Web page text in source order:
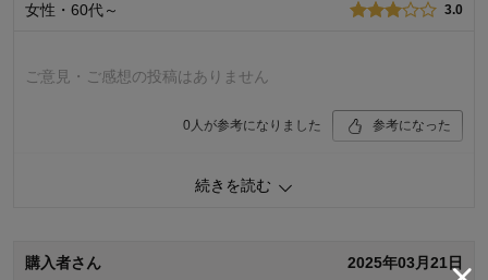
女性・60代～ 3.0
ご意見・ご感想の投稿はありません
0 人が参考になりました 参考になった
購入商品： ベージュドット柄, １００
続きを読む
購入者さん 2025年03月21日